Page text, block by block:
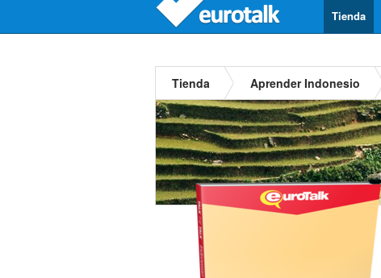
Tienda
Tienda Aprender Indonesio